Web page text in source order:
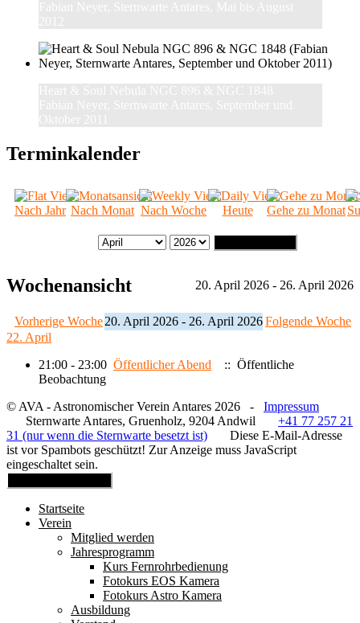
Terminkalender
Nach Jahr Nach Monat Nach Woche Heute Gehe zu Monat
Wochenansicht 20. April 2026 - 26. April 2026
Vorherige Woche20. April 2026 - 26. April 2026Folgende Woche
22. April
21:00 - 23:00 Öffentlicher Abend
:: Öffentliche
Beobachtung
© AVA - Astronomischer Verein Antares 2026 - Impressum
Sternwarte Antares, Gruenholz, 9204 Andwil
+41 77 257 21
31 (nur wenn die Sternwarte besetzt ist)
Diese E-Mail-Adresse
ist vor Spambots geschützt! Zur Anzeige muss JavaScript
eingeschaltet sein.
Startseite
Verein
Mitglied werden
Jahresprogramm
Kurs Fernrohrbedienung
Fotokurs EOS Kamera
Fotokurs Astro Kamera
Ausbildung